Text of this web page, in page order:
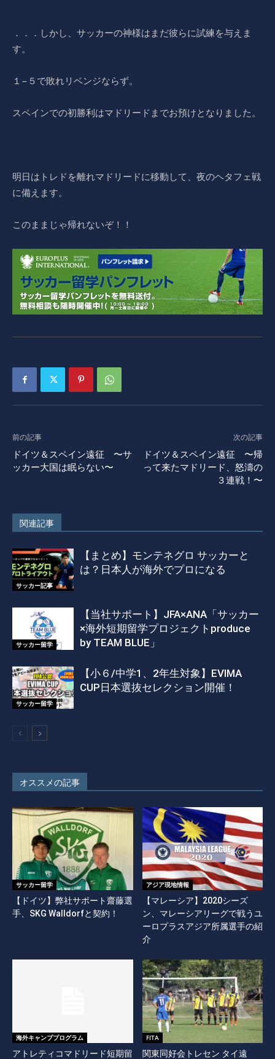
．．．しかし、サッカーの神様はまだ彼らに試練を与えま
す。
１−５で敗れリベンジならず。
スペインでの初勝利はマドリードまでお預けとなりました。
明日はトレドを離れマドリードに移動して、夜のヘタフェ戦
に備えます。
このままじゃ帰れないぞ！！
前の記事
ドイツ＆スペイン遠征 〜サ
ッカー大国は眠らない〜
次の記事
ドイツ＆スペイン遠征 〜帰
って来たマドリード、怒濤の
３連戦！〜
関連記事
サッカー記事
【まとめ】モンテネグロ サッカーと
は？日本人が海外でプロになる
サッカー留学
【当社サポート】JFA×ANA「サッカー
×海外短期留学プロジェクトproduce
by TEAM BLUE」
サッカー留学
【小６/中学1、2年生対象】EVIMA
CUP日本選抜セレクション開催！
オススメの記事
サッカー留学
【ドイツ】弊社サポート齋藤選
手、SKG Walldorfと契約！
アジア現地情報
【マレーシア】2020シーズ
ン、マレーシアリーグで戦うユ
ーロプラスアジア所属選手の紹
介
海外キャンププログラム
アトレティコマドリード短期留
FITA
関東同好会トレセン タイ遠